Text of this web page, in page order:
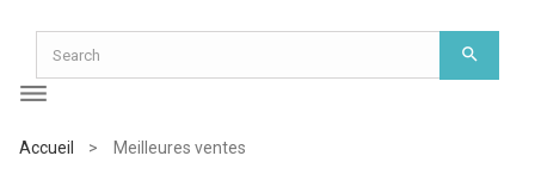
Accueil > Meilleures ventes